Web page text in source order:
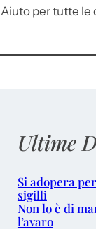
Aiuto per tutte le
Ultime
Si adopera
sigilli
Non lo è di
l’avaro